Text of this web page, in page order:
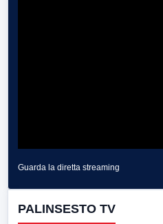
Guarda la diretta streaming
PALINSESTO TV